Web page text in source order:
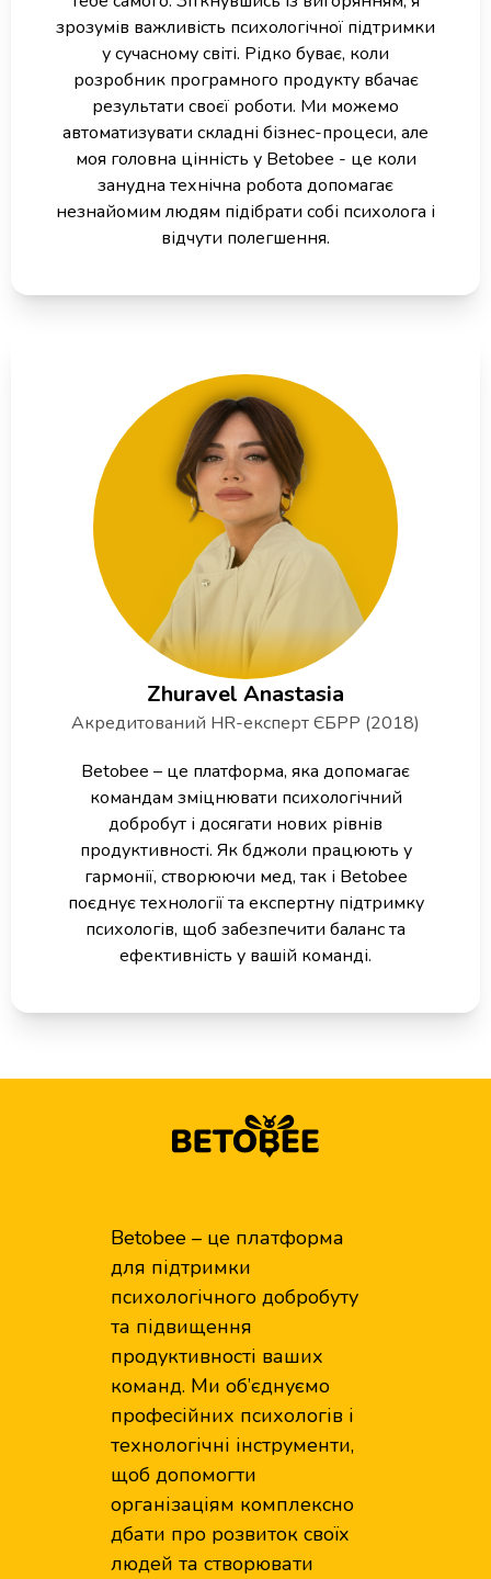
зрозумів важливість психологічної підтримки
у сучасному світі. Рідко буває, коли
розробник програмного продукту вбачає
результати своєї роботи. Ми можемо
автоматизувати складні бізнес-процеси, але
моя головна цінність у Betobee - це коли
занудна технічна робота допомагає
незнайомим людям підібрати собі психолога і
відчути полегшення.
Zhuravel Anastasia
Акредитований HR-експерт ЄБРР (2018)
Betobee – це платформа, яка допомагає
командам зміцнювати психологічний
добробут і досягати нових рівнів
продуктивності. Як бджоли працюють у
гармонії, створюючи мед, так і Betobee
поєднує технології та експертну підтримку
психологів, щоб забезпечити баланс та
ефективність у вашій команді.
Betobee – це платформа
для підтримки
психологічного добробуту
та підвищення
продуктивності ваших
команд. Ми об’єднуємо
професійних психологів і
технологічні інструменти,
щоб допомогти
організаціям комплексно
дбати про розвиток своїх
людей та створювати